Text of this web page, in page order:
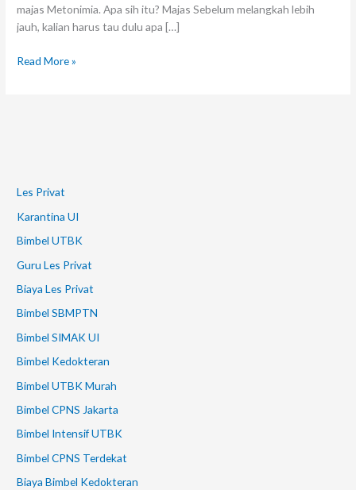
majas Metonimia. Apa sih itu? Majas Sebelum melangkah lebih
jauh, kalian harus tau dulu apa […]
Read More »
Les Privat
Karantina UI
Bimbel UTBK
Guru Les Privat
Biaya Les Privat
Bimbel SBMPTN
Bimbel SIMAK UI
Bimbel Kedokteran
Bimbel UTBK Murah
Bimbel CPNS Jakarta
Bimbel Intensif UTBK
Bimbel CPNS Terdekat
Biaya Bimbel Kedokteran